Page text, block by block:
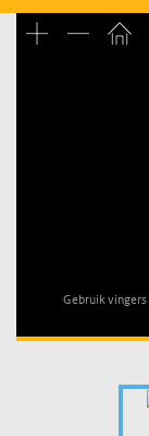
Gebruik